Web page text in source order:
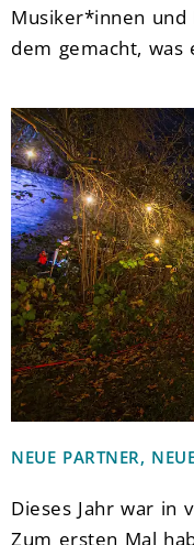
Musiker*innen und
dem gemacht, was
NEUE PARTNER,
Dieses Jahr war in
Zum ersten Mal